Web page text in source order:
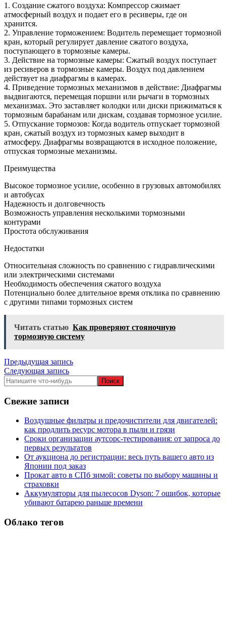
1. Создание сжатого воздуха: Компрессор сжимает
атмосферный воздух и подает его в ресиверы, где он
хранится.
2. Управление торможением: Водитель перемещает тормозной
кран, который регулирует давление сжатого воздуха,
поступающего в тормозные камеры.
3. Действие на тормозные камеры: Сжатый воздух поступает
из ресиверов в тормозные камеры. Воздух под давлением
действует на диафрагмы в камерах.
4. Приведение тормозных механизмов в действие: Диафрагмы
выдвигаются, перемещая поршни или рычаги в тормозных
механизмах. Это заставляет колодки или диски прижиматься к
тормозным барабанам или дискам, создавая тормозное усилие.
5. Отпускание тормозов: Когда водитель отпускает тормозной
кран, сжатый воздух из тормозных камер выходит в
атмосферу. Диафрагмы возвращаются в исходное положение,
отпуская тормозные механизмы.
Преимущества
Высокое тормозное усилие, особенно в грузовых автомобилях
и автобусах
Надежность и долговечность
Возможность управления несколькими тормозными
контурами
Простота обслуживания
Недостатки
Относительная сложность по сравнению с гидравлическими
или электрическими системами
Необходимость обеспечения сжатого воздуха
Потенциально более длительное время отклика по сравнению
с другими типами тормозных систем
Читать статью Как проверяют стояночную
тормозную систему
Навигация
по
записям
Предыдущая запись
Следующая запись
Свежие записи
Воздушные фильтры и предочистители для двигателей:
как продлить ресурс мотора в пыли и грязи
Сроки организации аутсорс‑тестирования: от запроса до
первых результатов
От аукциона до регистрации: весь путь вашего авто из
Японии под заказ
Прокат авто в СПб зимой: советы по выбору машины и
страховки
Аккумуляторы для пылесосов Dyson: 7 ошибок, которые
убивают батарею раньше времени
Облако тегов